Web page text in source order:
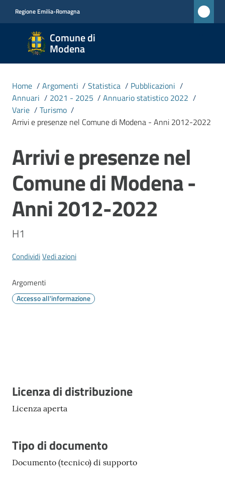
Regione Emilia-Romagna
Comune di
Modena
Comune
di
Modena
CIVICA
MONET
Novità
Servizi
Vivere
Modena
Argomenti
Home / Argomenti / Statistica / Pubblicazioni /
Annuari / 2021 - 2025 / Annuario statistico 2022 /
Varie / Turismo /
Arrivi e presenze nel Comune di Modena - Anni 2012-2022
Salta al contenuto
Arrivi e presenze nel
Comune di Modena -
Anni 2012-2022
H1
CondividiVedi azioni
Argomenti
Accesso all'informazione
Descrizione
Licenza di distribuzione
Licenza aperta
Tipo di documento
Documento (tecnico) di supporto